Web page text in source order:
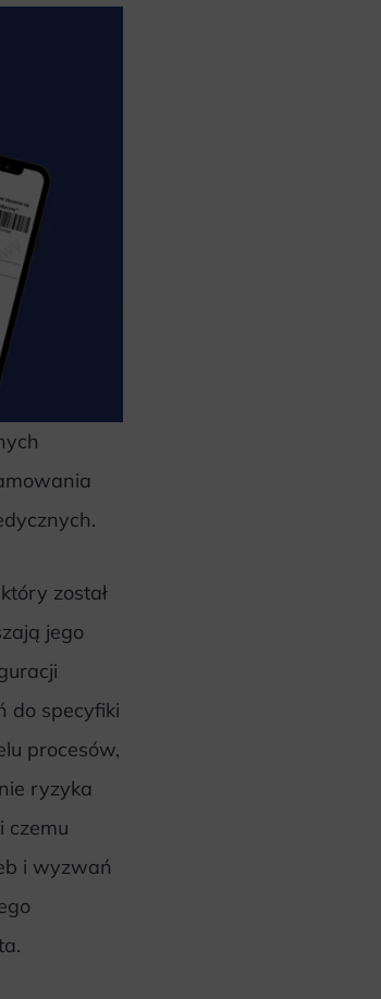
został
jego
do specyfiki
procesów,
ryzyka
czemu
i wyzwań